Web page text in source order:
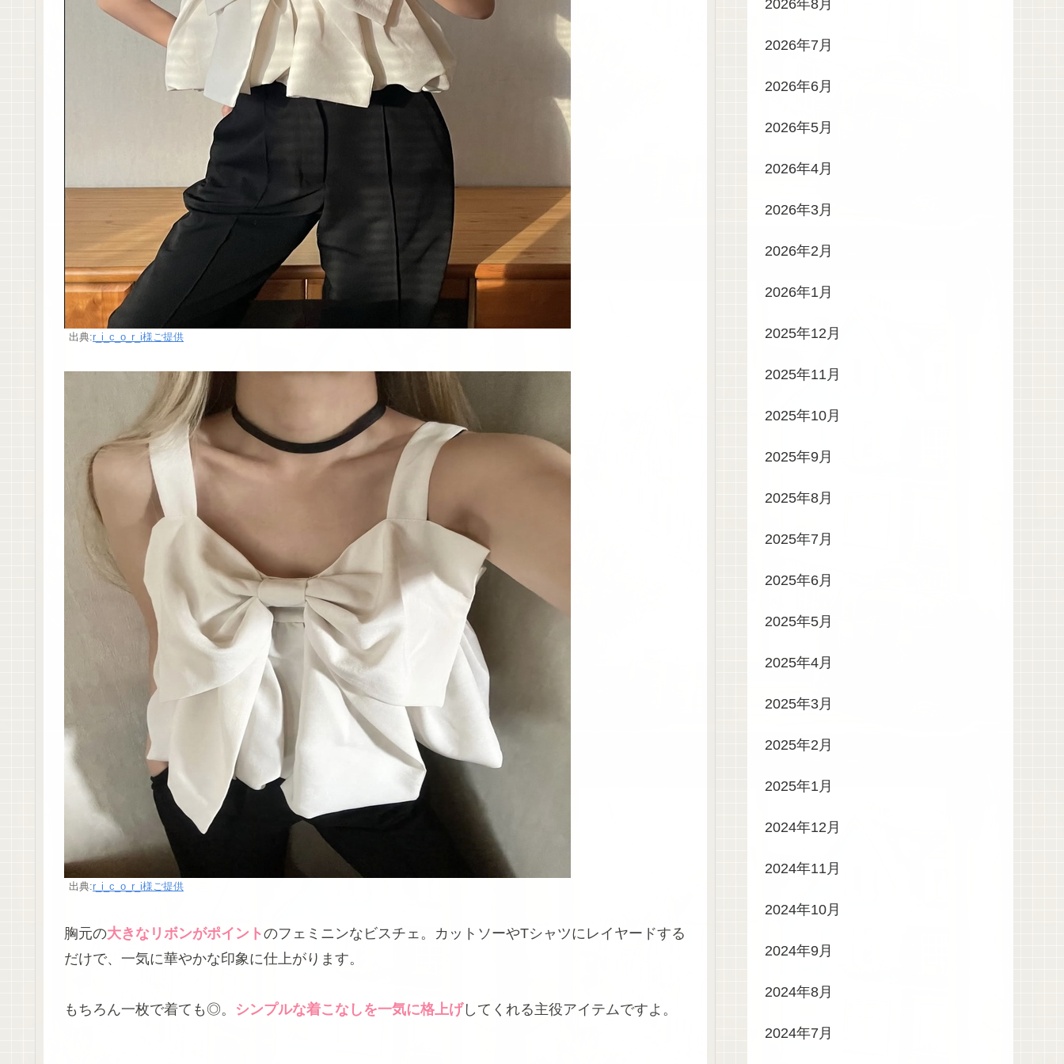
出典:r_i_c_o_r_i様ご提供
出典:r_i_c_o_r_i様ご提供
胸元の大きなリボンがポイントのフェミニンなビスチェ。カットソーやTシャツにレイヤードする
だけで、一気に華やかな印象に仕上がります。
もちろん一枚で着ても◎。 シンプルな着こなしを一気に格上げしてくれる主役アイテムですよ。
2026年8月
2026年7月
2026年6月
2026年5月
2026年4月
2026年3月
2026年2月
2026年1月
2025年12月
2025年11月
2025年10月
2025年9月
2025年8月
2025年7月
2025年6月
2025年5月
2025年4月
2025年3月
2025年2月
2025年1月
2024年12月
2024年11月
2024年10月
2024年9月
2024年8月
2024年7月